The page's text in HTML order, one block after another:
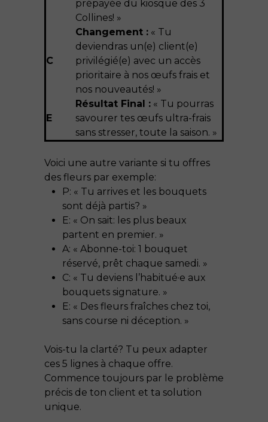
prépayée du kiosque des 3
Collines! »
C
Changement : « Tu
deviendras un(e) client(e)
privilégié(e) avec un accès
prioritaire à nos œufs frais et
nos nouveautés! »
E
Résultat Final : « Tu pourras
savourer tes œufs ultra-frais
sans stresser, toute la saison. »
Voici une autre variante si tu offres
des fleurs par exemple:
P: « Tu arrives et les bouquets
sont déjà partis? »
E: « On sait: les plus beaux
partent en premier. »
A: « Abonne-toi: 1 bouquet
réservé, prêt chaque samedi. »
C: « Tu deviens l’habitué·e aux
bouquets signature. »
E: « Des fleurs fraîches chez toi,
sans course ni déception. »
Vois-tu la clarté? Tu peux adapter
ces 5 lignes à chaque offre.
Commence toujours par le problème
précis de ton client et ta solution
unique.